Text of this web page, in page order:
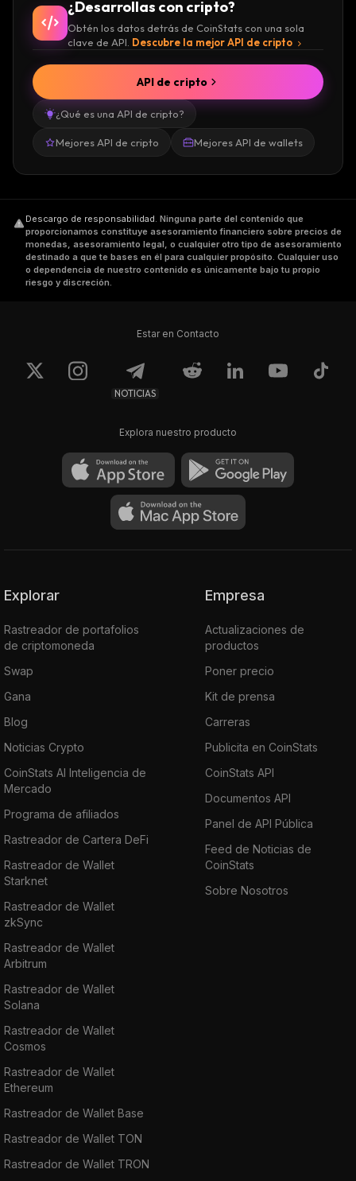
¿Desarrollas con cripto?
Obtén los datos detrás de CoinStats con una sola
clave de API. Descubre la mejor API de cripto
¿Qué es una API de cripto?
Mejores API de cripto Mejores API de wallets
API de cripto
Descargo de responsabilidad. Ninguna parte del contenido que
proporcionamos constituye asesoramiento financiero sobre precios de
monedas, asesoramiento legal, o cualquier otro tipo de asesoramiento
destinado a que te bases en él para cualquier propósito. Cualquier uso
o dependencia de nuestro contenido es únicamente bajo tu propio
riesgo y discreción.
Estar en Contacto
NOTICIAS
Explora nuestro producto
Explorar
Rastreador de portafolios
de criptomoneda
Swap
Gana
Blog
Noticias Crypto
CoinStats AI Inteligencia de
Mercado
Programa de afiliados
Rastreador de Cartera DeFi
Rastreador de Wallet
Starknet
Rastreador de Wallet
zkSync
Rastreador de Wallet
Arbitrum
Rastreador de Wallet
Solana
Rastreador de Wallet
Cosmos
Rastreador de Wallet
Ethereum
Rastreador de Wallet Base
Rastreador de Wallet TON
Rastreador de Wallet TRON
Empresa
Actualizaciones de
productos
Poner precio
Kit de prensa
Carreras
Publicita en CoinStats
CoinStats API
Documentos API
Panel de API Pública
Feed de Noticias de
CoinStats
Sobre Nosotros